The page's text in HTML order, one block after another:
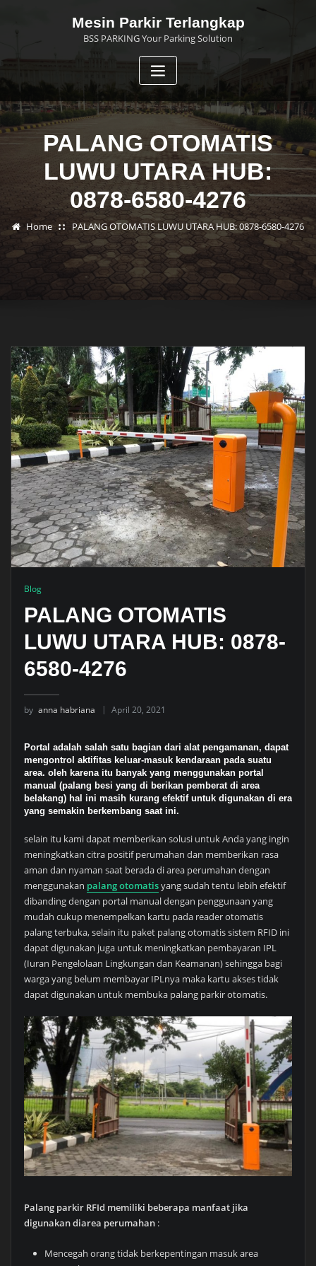
Mesin Parkir Terlangkap
BSS PARKING Your Parking Solution
PALANG OTOMATIS
LUWU UTARA HUB:
0878-6580-4276
Home PALANG OTOMATIS LUWU UTARA HUB: 0878-6580-4276
Blog
PALANG OTOMATIS
LUWU UTARA HUB: 0878-
6580-4276
by anna habriana April 20, 2021
Portal adalah salah satu bagian dari alat pengamanan, dapat
mengontrol aktifitas keluar-masuk kendaraan pada suatu
area. oleh karena itu banyak yang menggunakan portal
manual (palang besi yang di berikan pemberat di area
belakang) hal ini masih kurang efektif untuk digunakan di era
yang semakin berkembang saat ini.
selain itu kami dapat memberikan solusi untuk Anda yang ingin
meningkatkan citra positif perumahan dan memberikan rasa
aman dan nyaman saat berada di area perumahan dengan
menggunakan palang otomatisyang sudah tentu lebih efektif
dibanding dengan portal manual dengan penggunaan yang
mudah cukup menempelkan kartu pada reader otomatis
palang terbuka, selain itu paket palang otomatis sistem RFID ini
dapat digunakan juga untuk meningkatkan pembayaran IPL
(Iuran Pengelolaan Lingkungan dan Keamanan) sehingga bagi
warga yang belum membayar IPLnya maka kartu akses tidak
dapat digunakan untuk membuka palang parkir otomatis.
Palang parkir RFId memiliki beberapa manfaat jika
digunakan diarea perumahan:
Mencegah orang tidak berkepentingan masuk area